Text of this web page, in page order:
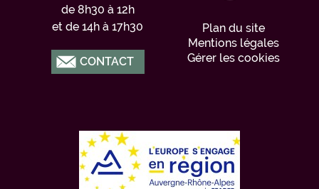
de 8h30 à 12h
et de 14h à 17h30
CONTACT
Plan du site
Mentions légales
Gérer les cookies